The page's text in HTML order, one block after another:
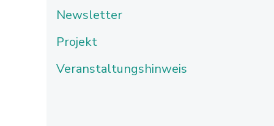
Newsletter
Projekt
Veranstaltungshinweis